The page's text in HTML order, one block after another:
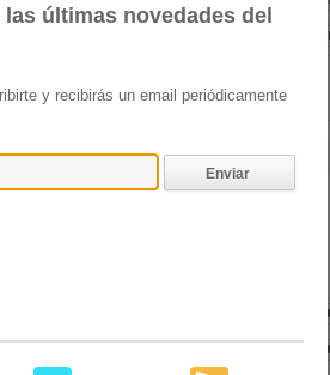
últimas novedades del
y recibirás un email periódicamente
Enviar